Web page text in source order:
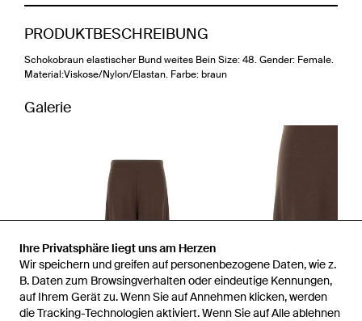
Ihre Privatsphäre liegt uns am Herzen
Wir speichern und greifen auf personenbezogene Daten, wie z.
B. Daten zum Browsingverhalten oder eindeutige Kennungen,
auf Ihrem Gerät zu. Wenn Sie auf Annehmen klicken, werden
die Tracking-Technologien aktiviert. Wenn Sie auf Alle ablehnen
PRODUKTBESCHREIBUNG
Schokobraun elastischer Bund weites Bein Size: 48. Gender: Female.
Material:Viskose/Nylon/Elastan. Farbe: braun
Galerie